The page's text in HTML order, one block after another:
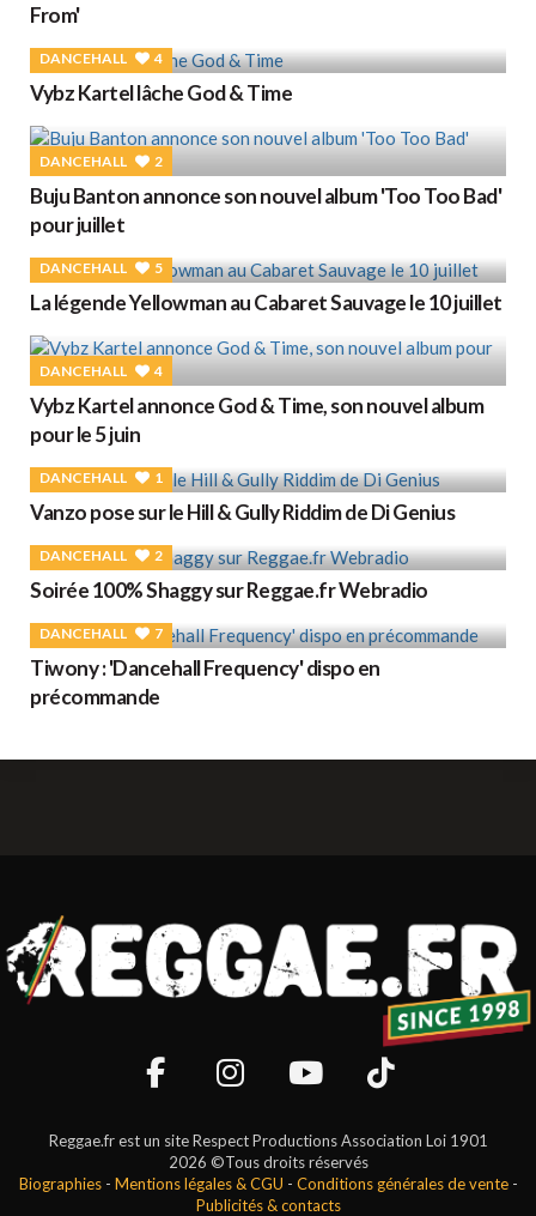
From'
DANCEHALL 4
Vybz Kartel lâche God & Time
DANCEHALL 2
Buju Banton annonce son nouvel album 'Too Too Bad'
pour juillet
DANCEHALL 5
La légende Yellowman au Cabaret Sauvage le 10 juillet
DANCEHALL 4
Vybz Kartel annonce God & Time, son nouvel album
pour le 5 juin
DANCEHALL 1
Vanzo pose sur le Hill & Gully Riddim de Di Genius
DANCEHALL 2
Soirée 100% Shaggy sur Reggae.fr Webradio
DANCEHALL 7
Tiwony : 'Dancehall Frequency' dispo en
précommande
Reggae.fr est un site Respect Productions Association Loi 1901
2026 ©Tous droits réservés
Biographies- Mentions légales & CGU - Conditions générales de vente-
Publicités & contacts